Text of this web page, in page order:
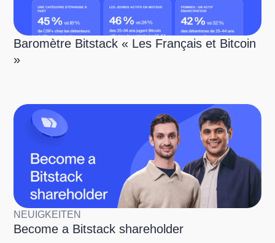
Baromètre Bitstack « Les Français et Bitcoin
»
NEUIGKEITEN
Become a Bitstack shareholder